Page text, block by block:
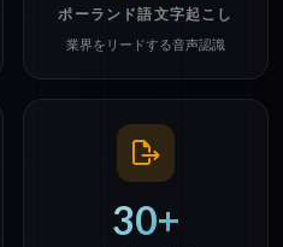
ポーランド語文字起こし
業界をリードする音声認識
30+